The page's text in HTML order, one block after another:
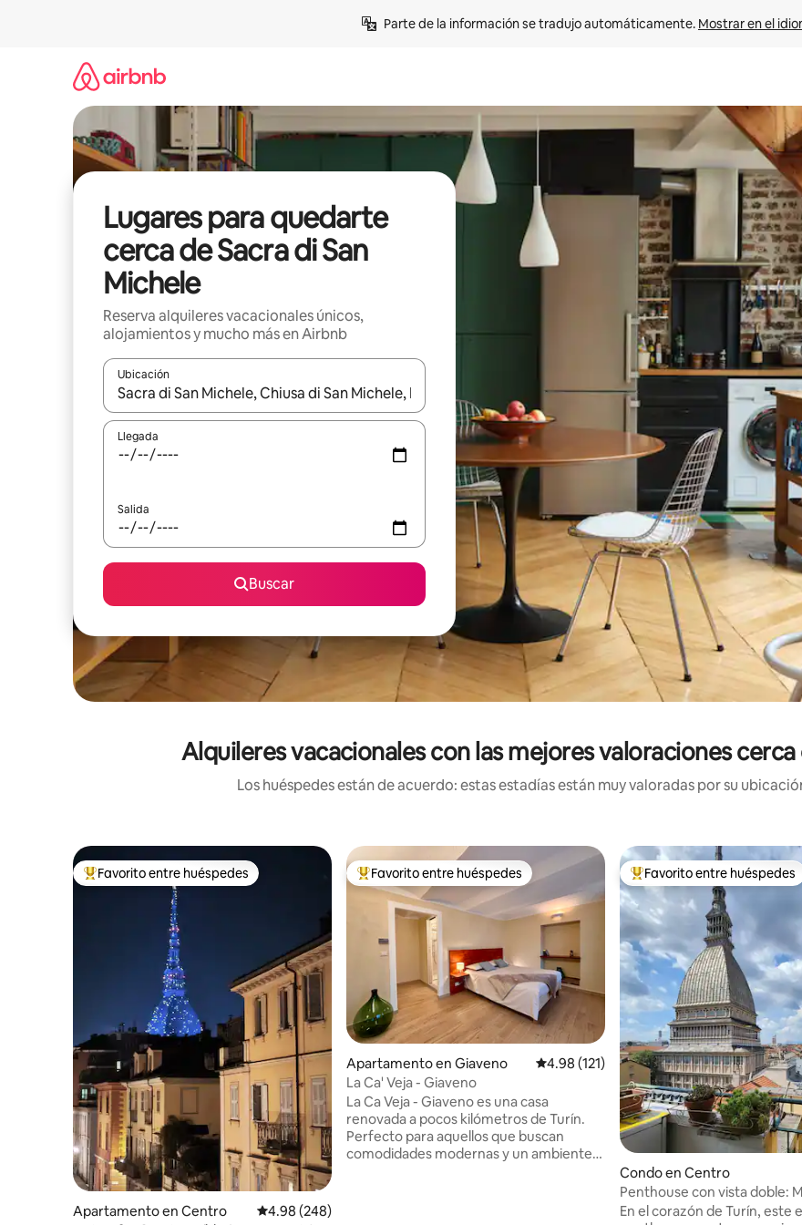
Parte de la información se tradujo automáticamente. Mostrar en el
Lugares para quedarte
cerca de Sacra di San
Michele
Reserva alquileres vacacionales únicos,
alojamientos y mucho más en Airbnb
Ubicación
Cuando los resultados estén disponibles, navega con las teclas de flecha hacia arriba y hacia abajo o explora con el
Llegada
Salida
Buscar
Alquileres vacacionales con las mejores valoraciones cerca
Los huéspedes están de acuerdo: estas estadías están muy valoradas por su
Favorito entre huéspedes preferido
Favorito entre huéspedes
Apartamento en Centro Calificación promedio: 4.98 de 5, 248 reseñas
4.98 (248)
Favorito entre huéspedes preferido
Favorito entre huéspedes
Apartamento en Giaveno Calificación promedio: 4.98 de 5, 121
4.98 (121)
La Ca' Veja - Giaveno
La Ca Veja - Giaveno es una casa
renovada a pocos kilómetros de Turín.
Perfecto para aquellos que buscan
comodidades modernas y un ambiente
Favorito entre huéspedes
Favorito entre huéspedes
Condo en Centro
Penthouse con vista doble:
Antonelliana y perfil urbano
En el corazón de Turín, este